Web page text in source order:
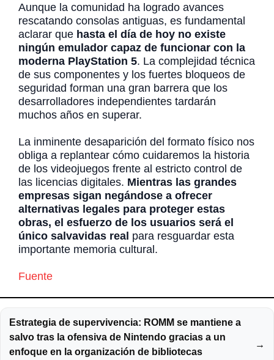
Aunque la comunidad ha logrado avances
rescatando consolas antiguas, es fundamental
aclarar que hasta el día de hoy no existe
ningún emulador capaz de funcionar con la
moderna PlayStation 5. La complejidad técnica
de sus componentes y los fuertes bloqueos de
seguridad forman una gran barrera que los
desarrolladores independientes tardarán
muchos años en superar.
La inminente desaparición del formato físico nos
obliga a replantear cómo cuidaremos la historia
de los videojuegos frente al estricto control de
las licencias digitales. Mientras las grandes
empresas sigan negándose a ofrecer
alternativas legales para proteger estas
obras, el esfuerzo de los usuarios será el
único salvavidas real para resguardar esta
importante memoria cultural.
Fuente
Estrategia de supervivencia: ROMM se mantiene a
salvo tras la ofensiva de Nintendo gracias a un
enfoque en la organización de bibliotecas
→